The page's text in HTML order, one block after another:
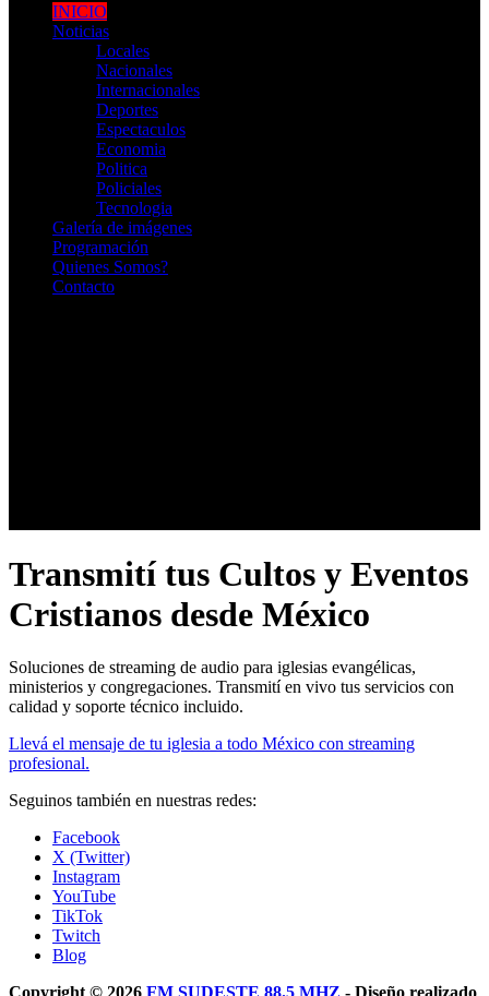
INICIO
Noticias
Locales
Nacionales
Internacionales
Deportes
Espectaculos
Economia
Politica
Policiales
Tecnologia
Galería de imágenes
Programación
Quienes Somos?
Contacto
Transmití tus Cultos y Eventos
Cristianos desde México
Soluciones de streaming de audio para iglesias evangélicas,
ministerios y congregaciones. Transmití en vivo tus servicios con
calidad y soporte técnico incluido.
Llevá el mensaje de tu iglesia a todo México con streaming
profesional.
Seguinos también en nuestras redes:
Facebook
X (Twitter)
Instagram
YouTube
TikTok
Twitch
Blog